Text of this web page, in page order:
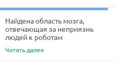
Найдена область мозга,
отвечающая за неприязнь
людей к роботам
Читать далее